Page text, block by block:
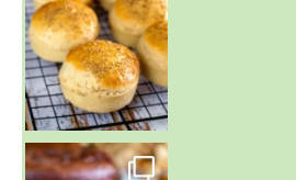
~ GÂTEAU FONDANT CHOCO NOISETTE ~
C'est lundi